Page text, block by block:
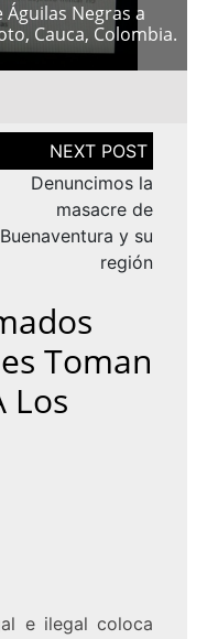
Negras a
Cauca, Colombia.
Denuncimos la
masacre de
Buenaventura y su
región
Toman
Los
e ilegal coloca